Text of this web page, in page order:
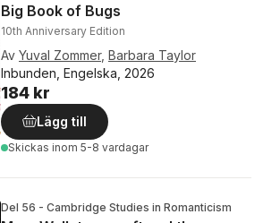
Big Book of Bugs
10th Anniversary Edition
Av Yuval Zommer, Barbara Taylor
Inbunden, Engelska, 2026
184 kr
Lägg till
Skickas inom 5-8 vardagar
Del 56 - Cambridge Studies in Romanticism